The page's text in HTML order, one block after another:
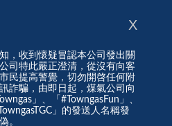
，收到懷疑冒認本公司發出關
司特此嚴正澄清，從沒有向客
民提高警覺，切勿開啓任何附
詐騙，由即日起，煤氣公司向
」、「#TowngasFun」、
」的發送人名稱發
。
X